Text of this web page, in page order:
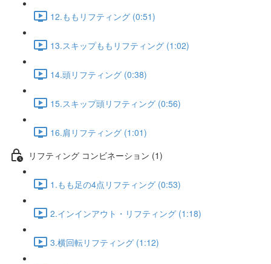
12.ももリフティング (0:51)
13.スキップももリフティング (1:02)
14.頭リフティング (0:38)
15.スキップ頭リフティング (0:56)
16.肩リフティング (1:01)
リフティング コンビネーション (1)
1.もも足の4点リフティング (0:53)
2.インインアウト・リフティング (1:18)
3.横回転リフティング (1:12)